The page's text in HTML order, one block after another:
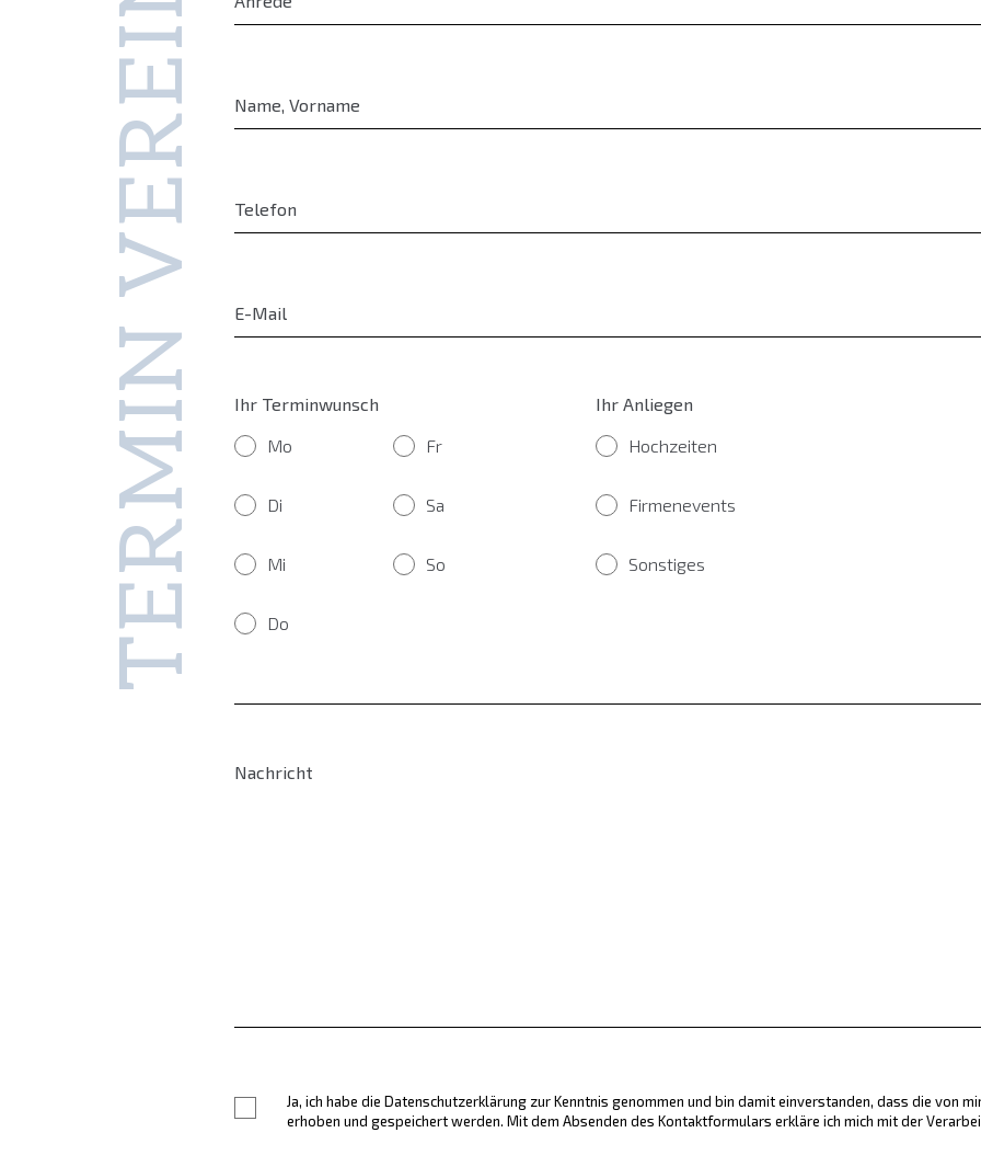
Ihr Terminwunsch
Mo
Di
Mi
Do
Fr
Sa
So
Ihr Anliegen
Hochzeiten
Firmenevents
Sonstiges
Ja, ich habe die Datenschutzerklärung zur Kenntnis genommen und bin damit einverstanden, dass die von
erhoben und gespeichert werden. Mit dem Absenden des Kontaktformulars erkläre ich mich mit der